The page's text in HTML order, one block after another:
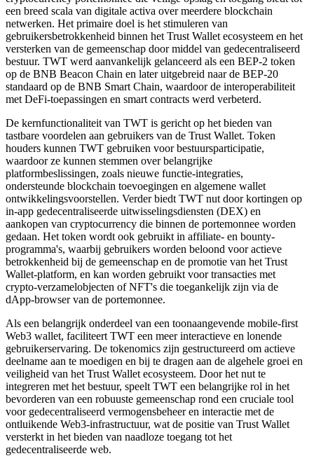
een breed scala van digitale activa over meerdere blockchain
netwerken. Het primaire doel is het stimuleren van
gebruikersbetrokkenheid binnen het Trust Wallet ecosysteem en het
versterken van de gemeenschap door middel van gedecentraliseerd
bestuur. TWT werd aanvankelijk gelanceerd als een BEP-2 token
op de BNB Beacon Chain en later uitgebreid naar de BEP-20
standaard op de BNB Smart Chain, waardoor de interoperabiliteit
met DeFi-toepassingen en smart contracts werd verbeterd.
De kernfunctionaliteit van TWT is gericht op het bieden van
tastbare voordelen aan gebruikers van de Trust Wallet. Token
houders kunnen TWT gebruiken voor bestuursparticipatie,
waardoor ze kunnen stemmen over belangrijke
platformbeslissingen, zoals nieuwe functie-integraties,
ondersteunde blockchain toevoegingen en algemene wallet
ontwikkelingsvoorstellen. Verder biedt TWT nut door kortingen op
in-app gedecentraliseerde uitwisselingsdiensten (DEX) en
aankopen van cryptocurrency die binnen de portemonnee worden
gedaan. Het token wordt ook gebruikt in affiliate- en bounty-
programma's, waarbij gebruikers worden beloond voor actieve
betrokkenheid bij de gemeenschap en de promotie van het Trust
Wallet-platform, en kan worden gebruikt voor transacties met
crypto-verzamelobjecten of NFT's die toegankelijk zijn via de
dApp-browser van de portemonnee.
Als een belangrijk onderdeel van een toonaangevende mobile-first
Web3 wallet, faciliteert TWT een meer interactieve en lonende
gebruikerservaring. De tokenomics zijn gestructureerd om actieve
deelname aan te moedigen en bij te dragen aan de algehele groei en
veiligheid van het Trust Wallet ecosysteem. Door het nut te
integreren met het bestuur, speelt TWT een belangrijke rol in het
bevorderen van een robuuste gemeenschap rond een cruciale tool
voor gedecentraliseerd vermogensbeheer en interactie met de
ontluikende Web3-infrastructuur, wat de positie van Trust Wallet
versterkt in het bieden van naadloze toegang tot het
gedecentraliseerde web.